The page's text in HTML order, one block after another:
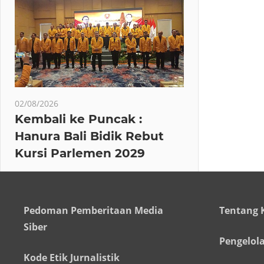
02/08/2026
Kembali ke Puncak :
Hanura Bali Bidik Rebut
Kursi Parlemen 2029
Pedoman Pemberitaan Media
Siber
Kode Etik Jurnalistik
Tentang
Pengelola